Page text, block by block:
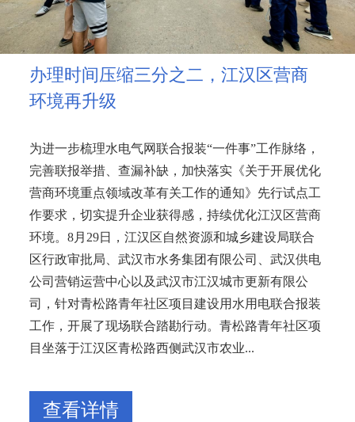
办理时间压缩三分之二，江汉区营商
环境再升级
为进一步梳理水电气网联合报装“一件事”工作脉络，
完善联报举措、查漏补缺，加快落实《关于开展优化
营商环境重点领域改革有关工作的通知》先行试点工
作要求，切实提升企业获得感，持续优化江汉区营商
环境。8月29日，江汉区自然资源和城乡建设局联合
区行政审批局、武汉市水务集团有限公司、武汉供电
公司营销运营中心以及武汉市江汉城市更新有限公
司，针对青松路青年社区项目建设用水用电联合报装
工作，开展了现场联合踏勘行动。青松路青年社区项
目坐落于江汉区青松路西侧武汉市农业...
查看详情